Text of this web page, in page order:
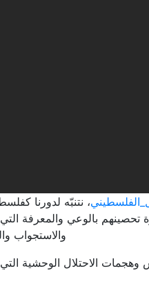
، نتنبّه لدورنا
تحصينهم بالوعي والمعرفة
والاستجواب
الاحتلال الوحشية